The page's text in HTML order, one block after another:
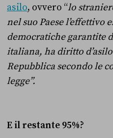
asilo, ovvero “lo
nel suo Paese l’effettivo
democratiche garantite
italiana, ha diritto
Repubblica secondo le
legge”.
E il restante 95%?